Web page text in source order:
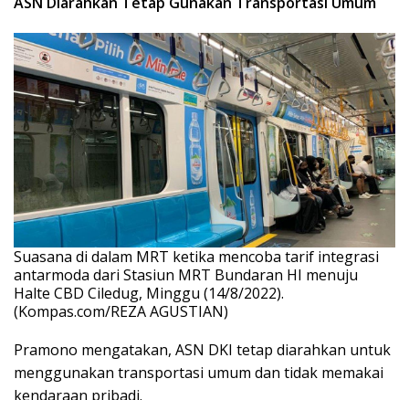
Suasana di dalam MRT ketika mencoba tarif integrasi
antarmoda dari Stasiun MRT Bundaran HI menuju
Halte CBD Ciledug, Minggu (14/8/2022).
(Kompas.com/REZA AGUSTIAN)
Pramono mengatakan, ASN DKI tetap diarahkan untuk
menggunakan transportasi umum dan tidak memakai
kendaraan pribadi.